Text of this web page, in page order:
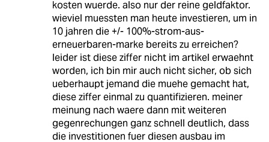
kosten wuerde. also nur der reine geldfaktor.
wieviel muessten man heute investieren, um in
10 jahren die +/- 100%-strom-aus-
erneuerbaren-marke bereits zu erreichen?
leider ist diese ziffer nicht im artikel erwaehnt
worden, ich bin mir auch nicht sicher, ob sich
ueberhaupt jemand die muehe gemacht hat,
diese ziffer einmal zu quantifizieren. meiner
meinung nach waere dann mit weiteren
gegenrechungen ganz schnell deutlich, dass
die investitionen fuer diesen ausbau im